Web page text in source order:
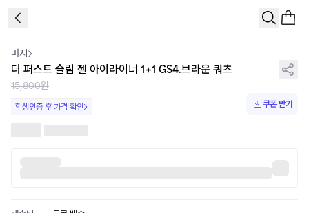
머지
더 퍼스트 슬림 젤 아이라이너 1+1 GS4.브라운 쿼츠
15,800원
학생인증 후 가격 확인 쿠폰 받기